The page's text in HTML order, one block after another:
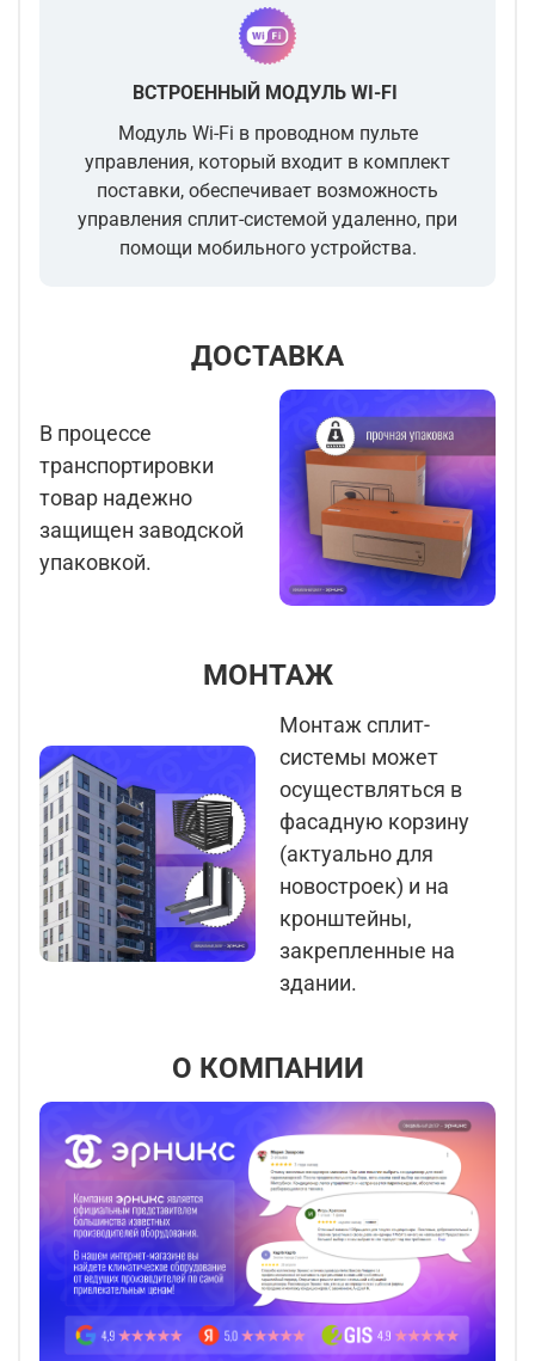
ВСТРОЕННЫЙ МОДУЛЬ WI-FI
Модуль Wi-Fi в проводном пульте
управления, который входит в комплект
поставки, обеспечивает возможность
управления сплит-системой удаленно, при
помощи мобильного устройства.
ДОСТАВКА
В процессе
транспортировки
товар надежно
защищен заводской
упаковкой.
МОНТАЖ
Монтаж сплит-
системы может
осуществляться в
фасадную корзину
(актуально для
новостроек) и на
кронштейны,
закрепленные на
здании.
О КОМПАНИИ